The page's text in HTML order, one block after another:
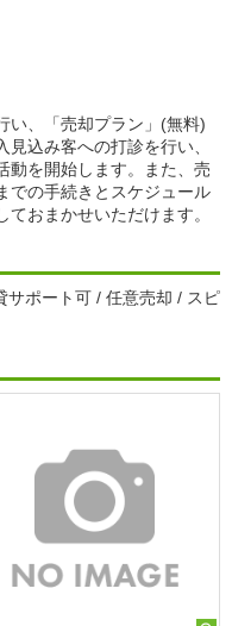
い、「売却プラン」(無料)
込み客への打診を行い、
動を開始します。また、売
での手続きとスケジュール
おまかせいただけます。
サポート可 / 任意売却 / スピ